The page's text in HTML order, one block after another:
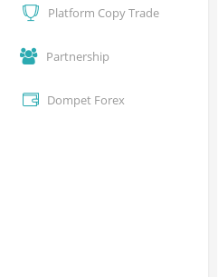
Platform Copy Trade
Partnership
Dompet Forex